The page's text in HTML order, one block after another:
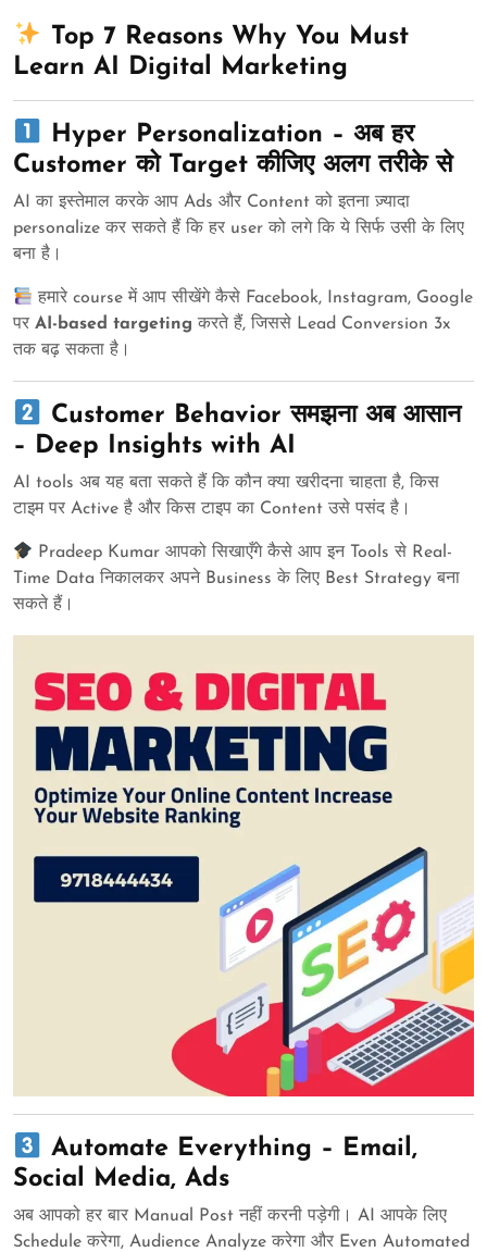
Top 7 Reasons Why You Must
Learn AI Digital Marketing
Hyper Personalization – अब हर
Customer को Target कीजिए अलग तरीके से
AI का इस्तेमाल करके आप Ads और Content को इतना ज़्यादा
personalize कर सकते हैं कि हर user को लगे कि ये सिर्फ उसी के लिए
बना है।
हमारे course में आप सीखेंगे कैसे Facebook, Instagram, Google
पर AI-based targeting करते हैं, जिससे Lead Conversion 3x
तक बढ़ सकता है।
Customer Behavior समझना अब आसान
– Deep Insights with AI
AI tools अब यह बता सकते हैं कि कौन क्या खरीदना चाहता है, किस
टाइम पर Active है और किस टाइप का Content उसे पसंद है।
Pradeep Kumar आपको सिखाएँगे कैसे आप इन Tools से Real-
Time Data निकालकर अपने Business के लिए Best Strategy बना
सकते हैं।
Automate Everything – Email,
Social Media, Ads
अब आपको हर बार Manual Post नहीं करनी पड़ेगी। AI आपके लिए
Schedule करेगा, Audience Analyze करेगा और Even Automated